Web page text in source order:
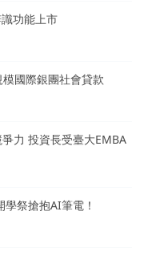
功能上市
國際銀團社會貸款
力 投資長受臺大EMBA
祭搶抱AI筆電！